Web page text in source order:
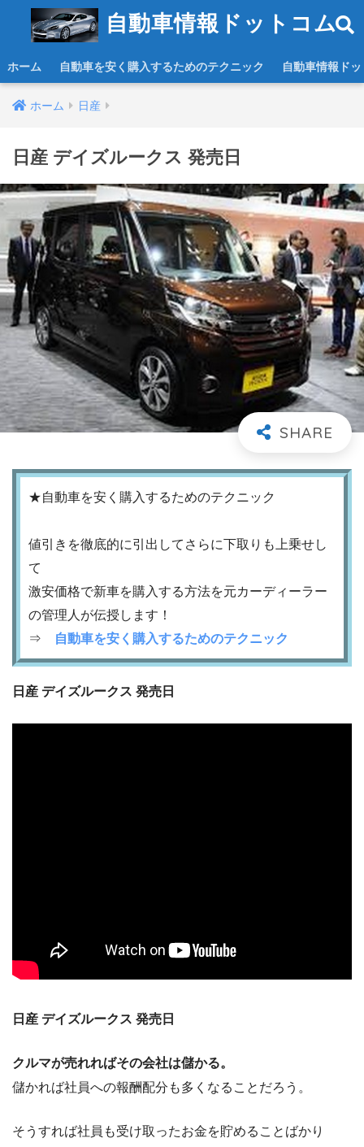
自動車情報ドットコム
ホーム 自動車を安く購入するためのテクニック 自動車情報ド
ホーム 日産
日産 デイズルークス 発売日
★自動車を安く購入するためのテクニック
値引きを徹底的に引出してさらに下取りも上乗せし
て
激安価格で新車を購入する方法を元カーディーラー
の管理人が伝授します！
⇒
自動車を安く購入するためのテクニック
日産 デイズルークス 発売日
日産 デイズルークス 発売日
クルマが売れればその会社は儲かる。
儲かれば社員への報酬配分も多くなることだろう。
そうすれば社員も受け取ったお金を貯めることばかり